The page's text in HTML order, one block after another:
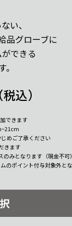
い、
品グローブに
できる
込）
できます
めご了承ください
きます
のみとなります （現金不可）
のポイント付与対象外とな